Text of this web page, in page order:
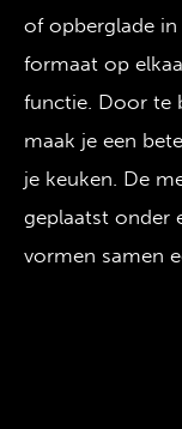
of opberglade in
formaat op
functie. Door te
maak je een
je keuken. De
geplaatst onder
vormen samen